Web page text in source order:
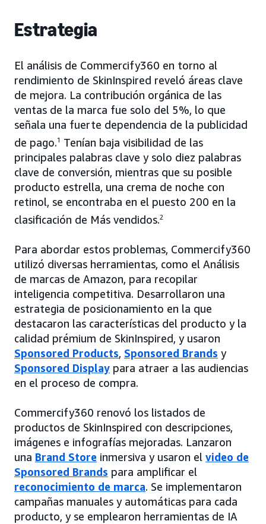
Estrategia
El análisis de Commercify360 en torno al
rendimiento de SkinInspired reveló áreas clave
de mejora. La contribución orgánica de las
ventas de la marca fue solo del 5%, lo que
señala una fuerte dependencia de la publicidad
de pago.1
Tenían baja visibilidad de las
principales palabras clave y solo diez palabras
clave de conversión, mientras que su posible
producto estrella, una crema de noche con
retinol, se encontraba en el puesto 200 en la
clasificación de Más vendidos.2
Para abordar estos problemas, Commercify360
utilizó diversas herramientas, como el Análisis
de marcas de Amazon, para recopilar
inteligencia competitiva. Desarrollaron una
estrategia de posicionamiento en la que
destacaron las características del producto y la
calidad prémium de SkinInspired, y usaron
Sponsored Products, Sponsored Brands y
Sponsored Display para atraer a las audiencias
en el proceso de compra.
Commercify360 renovó los listados de
productos de SkinInspired con descripciones,
imágenes e infografías mejoradas. Lanzaron
una Brand Store inmersiva y usaron el video de
Sponsored Brands para amplificar el
reconocimiento de marca. Se implementaron
campañas manuales y automáticas para cada
producto, y se emplearon herramientas de IA